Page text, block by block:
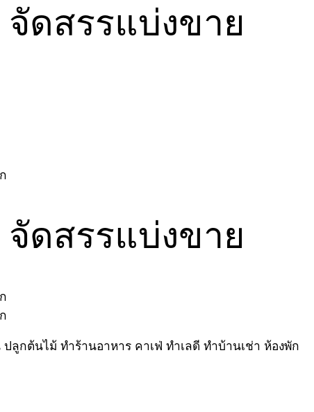
ดสรรแบ่งขาย
ดสรรแบ่งขาย
ลูกต้นไม้ ทำร้านอาหาร คาเฟ่ ทำเลดี ทำบ้านเช่า ห้องพัก